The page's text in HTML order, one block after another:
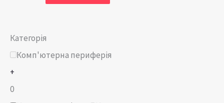
Категорія
Комп'ютерна периферія
+
0